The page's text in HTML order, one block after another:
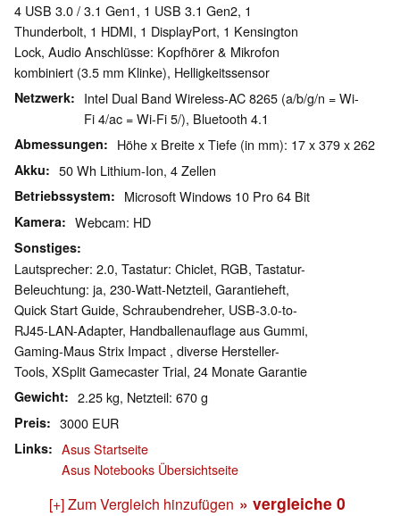
4 USB 3.0 / 3.1 Gen1, 1 USB 3.1 Gen2, 1
Thunderbolt, 1 HDMI, 1 DisplayPort, 1 Kensington
Lock, Audio Anschlüsse: Kopfhörer & Mikrofon
kombiniert (3.5 mm Klinke), Helligkeitssensor
Netzwerk
Intel Dual Band Wireless-AC 8265 (a/b/g/n = Wi-
Fi 4/ac = Wi-Fi 5/), Bluetooth 4.1
Abmessungen Höhe x Breite x Tiefe (in mm): 17 x 379 x 262
Akku 50 Wh Lithium-Ion, 4 Zellen
Betriebssystem Microsoft Windows 10 Pro 64 Bit
Kamera Webcam: HD
Sonstiges
Lautsprecher: 2.0, Tastatur: Chiclet, RGB, Tastatur-
Beleuchtung: ja, 230-Watt-Netzteil, Garantieheft,
Quick Start Guide, Schraubendreher, USB-3.0-to-
RJ45-LAN-Adapter, Handballenauflage aus Gummi,
Gaming-Maus Strix Impact , diverse Hersteller-
Tools, XSplit Gamecaster Trial, 24 Monate Garantie
Gewicht 2.25 kg, Netzteil: 670 g
Preis 3000 EUR
Links
Asus Startseite
Asus Notebooks Übersichtseite
[+] Zum Vergleich hinzufügen » vergleiche 0